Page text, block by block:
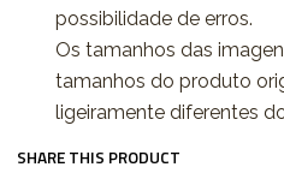
possibilidade de erros.
Os tamanhos das
tamanhos do produto
ligeiramente diferentes
SHARE THIS PRODUCT